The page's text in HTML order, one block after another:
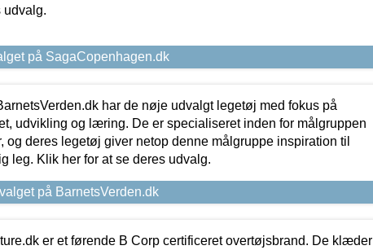
udvalg.
på SagaCopenhagen.dk
har de nøje udvalgt legetøj med fokus på
udvikling og læring. De er specialiseret inden for målgruppen
og deres legetøj giver netop denne målgruppe inspiration til
leg. Klik her for at se deres udvalg.
på BarnetsVerden.dk
er et førende B Corp certificeret overtøjsbrand. De klæder